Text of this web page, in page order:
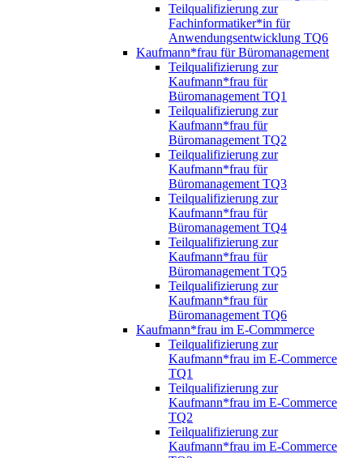
Teilqualifizierung zur
Fachinformatiker*in für
Anwendungsentwicklung TQ6
Kaufmann*frau für Büromanagement
Teilqualifizierung zur
Kaufmann*frau für
Büromanagement TQ1
Teilqualifizierung zur
Kaufmann*frau für
Büromanagement TQ2
Teilqualifizierung zur
Kaufmann*frau für
Büromanagement TQ3
Teilqualifizierung zur
Kaufmann*frau für
Büromanagement TQ4
Teilqualifizierung zur
Kaufmann*frau für
Büromanagement TQ5
Teilqualifizierung zur
Kaufmann*frau für
Büromanagement TQ6
Kaufmann*frau im E-Commmerce
Teilqualifizierung zur
Kaufmann*frau im E-Commerce
TQ1
Teilqualifizierung zur
Kaufmann*frau im E-Commerce
TQ2
Teilqualifizierung zur
Kaufmann*frau im E-Commerce